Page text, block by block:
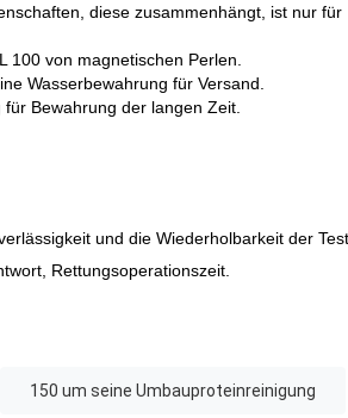
diese zusammenhängt, ist nur für
100 von magnetischen Perlen.
Wasserbewahrung für Versand.
Bewahrung der langen Zeit.
und die Wiederholbarkeit der
Rettungsoperationszeit.
150 um seine Umbauproteinreinigung